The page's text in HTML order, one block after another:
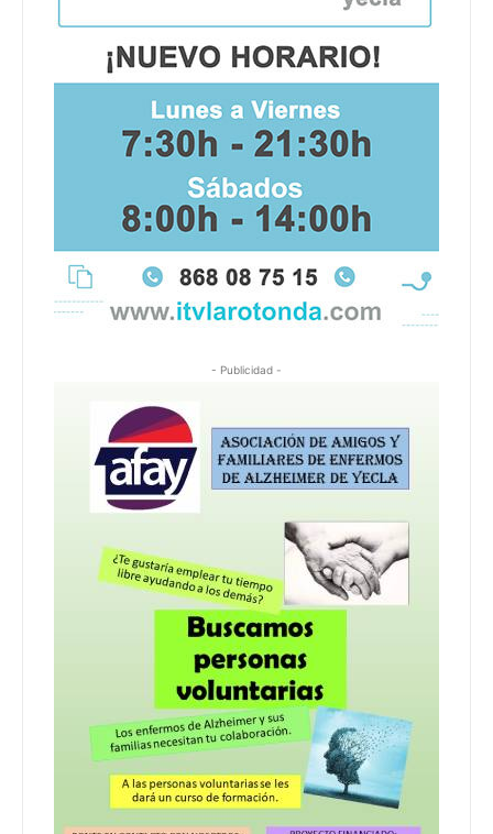
- Publicidad -